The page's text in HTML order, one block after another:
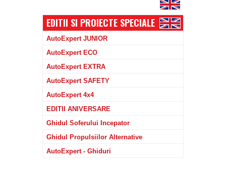
EDITII SI PROIECTE SPECIALE
AutoExpert JUNIOR
AutoExpert ECO
AutoExpert EXTRA
AutoExpert SAFETY
AutoExpert 4x4
EDITII ANIVERSARE
Ghidul Soferului Incepator
Ghidul Propulsiilor Alternative
AutoExpert - Ghiduri